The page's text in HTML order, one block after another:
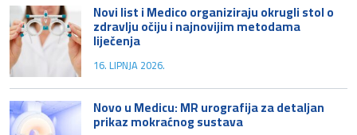
Novi list i Medico organiziraju okrugli stol o
zdravlju očiju i najnovijim metodama
liječenja
16. LIPNJA 2026.
Novo u Medicu: MR urografija za detaljan
prikaz mokraćnog sustava